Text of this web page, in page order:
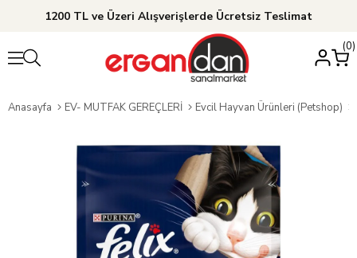
1200 TL ve Üzeri Alışverişlerde Ücretsiz Teslimat
0
Anasayfa EV- MUTFAK GEREÇLERİ Evcil Hayvan Ürünleri (Petshop)